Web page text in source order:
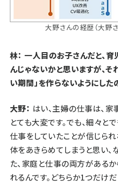
大野さんの経歴（大野
林： 一人目のお子さんだと、
んじゃないかと思いますが、そ
い期間」を作らないようにした
大野： はい、主婦の仕事は、家
とても大変です。でも、細々と
仕事をしていたことが信じられ
体をあきらめてしまうと思い、
た、家庭と仕事の両方があるか
れるんです。どちらか1つだけ